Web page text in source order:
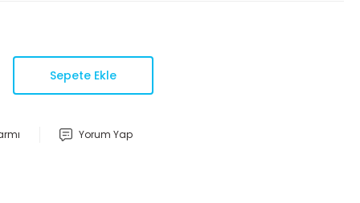
Sepete Ekle
Yorum Yap